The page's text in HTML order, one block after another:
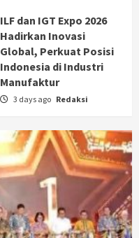
ILF dan IGT Expo 2026
Hadirkan Inovasi
Global, Perkuat Posisi
Indonesia di Industri
Manufaktur
3 days ago Redaksi